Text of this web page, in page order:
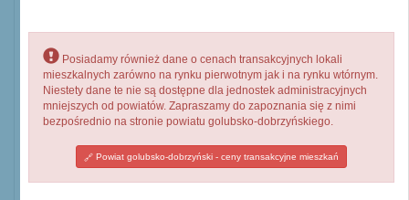
Posiadamy również dane o cenach transakcyjnych lokali
mieszkalnych zarówno na rynku pierwotnym jak i na rynku wtórnym.
Niestety dane te nie są dostępne dla jednostek administracyjnych
mniejszych od powiatów. Zapraszamy do zapoznania się z nimi
bezpośrednio na stronie powiatu golubsko-dobrzyńskiego.
Powiat golubsko-dobrzyński - ceny transakcyjne mieszkań